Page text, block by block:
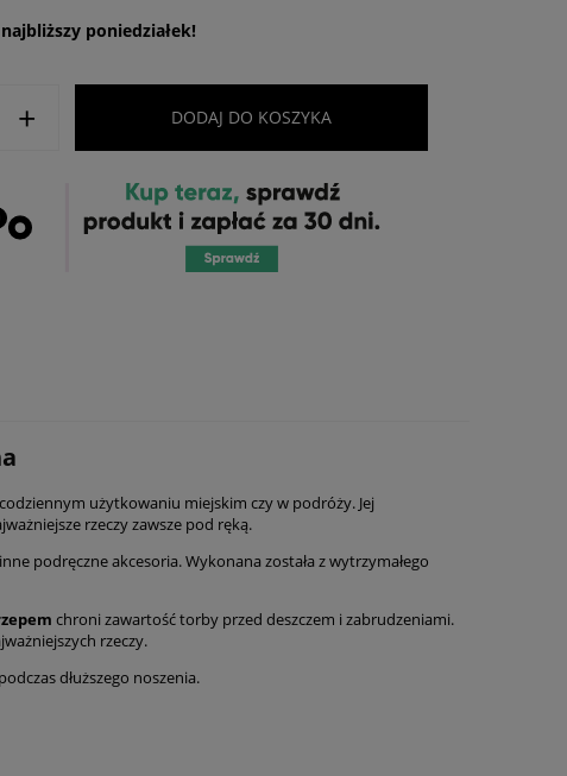
poniedziałek!
+ DODAJ DO KOSZYKA
użytkowaniu miejskim czy w podróży. Jej
rzeczy zawsze pod ręką.
podręczne akcesoria. Wykonana została z wytrzymałego
chroni zawartość torby przed deszczem i zabrudzeniami.
rzeczy.
dłuższego noszenia.